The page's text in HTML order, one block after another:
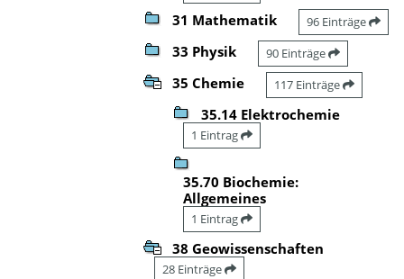
31 Mathematik 96 Einträge
33 Physik 90 Einträge
35 Chemie 117 Einträge
35.14 Elektrochemie
1 Eintrag
35.70 Biochemie:
Allgemeines
1 Eintrag
38 Geowissenschaften
28 Einträge